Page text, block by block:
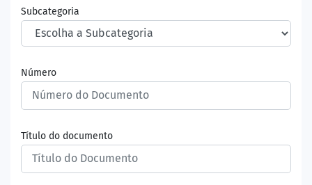
Subcategoria
Número
Título do documento